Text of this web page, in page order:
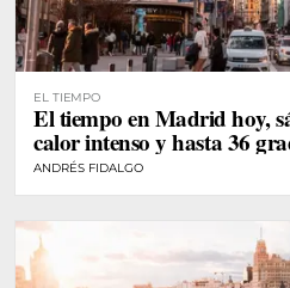
EL TIEMPO
El tiempo en Madrid hoy,
calor intenso y hasta 36
ANDRÉS FIDALGO